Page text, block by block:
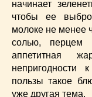
начинает
чтобы ее
молоке не менее
солью, перцем
аппетитная
непригодности
пользы такое
уже другая тема.